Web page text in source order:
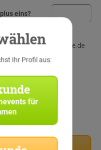
eins?
von StadtRallye.de
Ihr Profil aus:
für